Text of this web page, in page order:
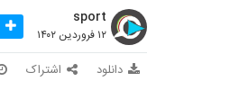
sport
۱۲ فروردین ۱۴۰۲
دانلود اشتراک